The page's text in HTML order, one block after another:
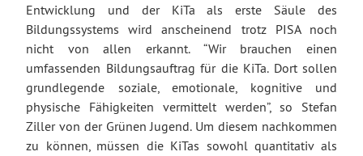
Entwicklung und der KiTa als erste Säule des
Bildungssystems wird anscheinend trotz PISA noch
nicht von allen erkannt. “Wir brauchen einen
umfassenden Bildungsauftrag für die KiTa. Dort sollen
grundlegende soziale, emotionale, kognitive und
physische Fähigkeiten vermittelt werden”, so Stefan
Ziller von der Grünen Jugend. Um diesem nachkommen
zu können, müssen die KiTas sowohl quantitativ als